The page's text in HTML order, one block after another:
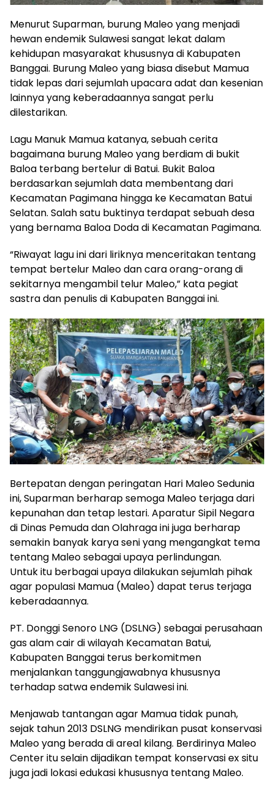
Menurut Suparman, burung Maleo yang menjadi
hewan endemik Sulawesi sangat lekat dalam
kehidupan masyarakat khususnya di Kabupaten
Banggai. Burung Maleo yang biasa disebut Mamua
tidak lepas dari sejumlah upacara adat dan kesenian
lainnya yang keberadaannya sangat perlu
dilestarikan.
Lagu Manuk Mamua katanya, sebuah cerita
bagaimana burung Maleo yang berdiam di bukit
Baloa terbang bertelur di Batui. Bukit Baloa
berdasarkan sejumlah data membentang dari
Kecamatan Pagimana hingga ke Kecamatan Batui
Selatan. Salah satu buktinya terdapat sebuah desa
yang bernama Baloa Doda di Kecamatan Pagimana.
“Riwayat lagu ini dari liriknya menceritakan tentang
tempat bertelur Maleo dan cara orang-orang di
sekitarnya mengambil telur Maleo,” kata pegiat
sastra dan penulis di Kabupaten Banggai ini.
Bertepatan dengan peringatan Hari Maleo Sedunia
ini, Suparman berharap semoga Maleo terjaga dari
kepunahan dan tetap lestari. Aparatur Sipil Negara
di Dinas Pemuda dan Olahraga ini juga berharap
semakin banyak karya seni yang mengangkat tema
tentang Maleo sebagai upaya perlindungan.
Untuk itu berbagai upaya dilakukan sejumlah pihak
agar populasi Mamua (Maleo) dapat terus terjaga
keberadaannya.
PT. Donggi Senoro LNG (DSLNG) sebagai perusahaan
gas alam cair di wilayah Kecamatan Batui,
Kabupaten Banggai terus berkomitmen
menjalankan tanggungjawabnya khususnya
terhadap satwa endemik Sulawesi ini.
Menjawab tantangan agar Mamua tidak punah,
sejak tahun 2013 DSLNG mendirikan pusat konservasi
Maleo yang berada di areal kilang. Berdirinya Maleo
Center itu selain dijadikan tempat konservasi ex situ
juga jadi lokasi edukasi khususnya tentang Maleo.